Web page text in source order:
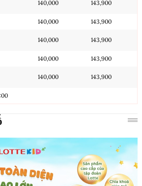
140,000 143,900
140,000 143,900
140,000 143,900
140,000 143,900
140,000 143,900